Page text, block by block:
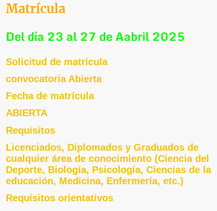
Matrícula
Del día 23 al 27 de Aabril 2025
Solicitud de matrícula
convocatoria Abierta
Fecha de matrícula
ABIERTA
Requisitos
Licenciados, Diplomados y Graduados de
cualquier área de conocimiento (Ciencia del
Deporte, Biología, Psicología, Ciencias de la
educación, Medicina, Enfermería, etc.)
Requisitos orientativos